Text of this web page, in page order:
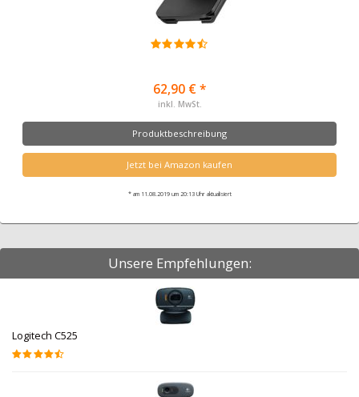
62,90 € *
inkl. MwSt.
Produktbeschreibung
Jetzt bei Amazon kaufen
* am 11.08.2019 um 20:13 Uhr aktualisiert
Unsere Empfehlungen:
Logitech C525